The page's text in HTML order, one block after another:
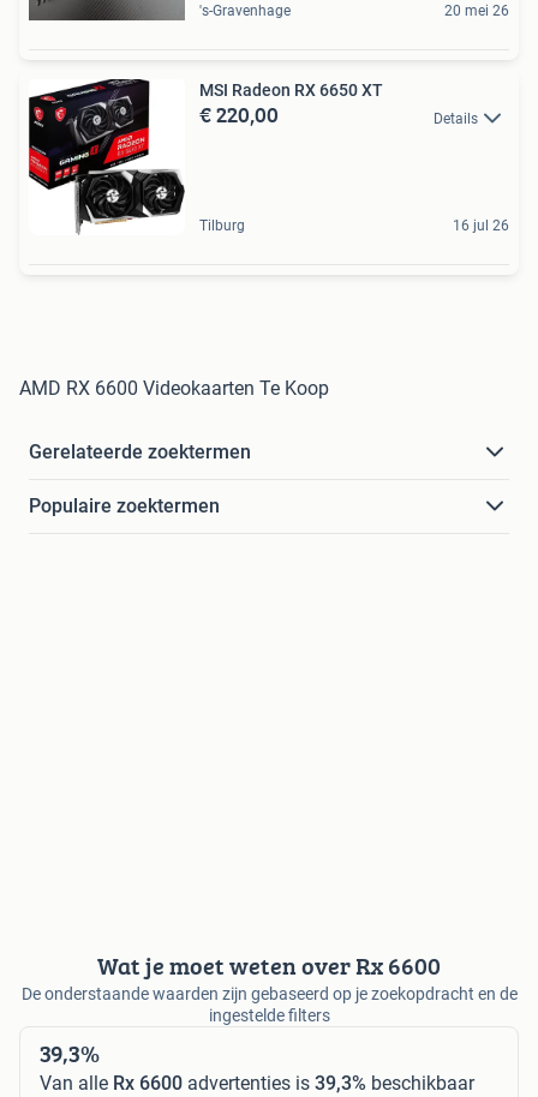
's-Gravenhage 20 mei 26
MSI Radeon RX 6650 XT
€ 220,00 Details
Tilburg 16 jul 26
AMD RX 6600 Videokaarten Te Koop
Gerelateerde zoektermen
Populaire zoektermen
Wat je moet weten over Rx 6600
De onderstaande waarden zijn gebaseerd op je zoekopdracht en de
ingestelde filters
39,3%
Van alle Rx 6600 advertenties is 39,3% beschikbaar